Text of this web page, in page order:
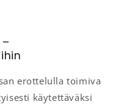
erottelulla toimiva
käytettäväksi